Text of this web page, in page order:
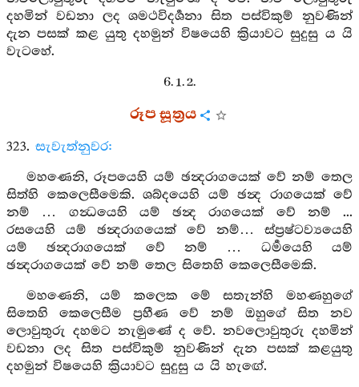
දහමින් වඩනා ලද ශමථවිදර්‍ශනා සිත පස්විකුම් නුවණින්
දැන පසක් කළ යුතු දහමුන් විෂයෙහි ක්‍රියාවට සුදුසු ය යි
වැටහේ.
6. 1. 2.
රූප සූත්‍රය
323. සැවැත්නුවර:
මහණෙනි, රූපයෙහි යම් ඡන්‍දරාගයෙක් වේ නම් තෙල
සිත්හි කෙලෙසීමෙකි. ශබ්දයෙහි යම් ඡන්‍ද රාගයෙක් වේ
නම් … ගන්‍ධයෙහි යම් ඡන්‍ද රාගයෙක් වේ නම් ...
රසයෙහි යම් ඡන්‍දරාගයෙක් වේ නම්… ස්ප්‍රෂ්ටව්‍යයෙහි
යම් ඡන්‍දරාගයෙක් වේ නම් … ධර්‍මයෙහි යම්
ඡන්‍දරාගයෙක් වේ නම් තෙල සිතෙහි කෙලෙසීමෙකි.
මහණෙනි, යම් කලෙක මේ සතැන්හි මහණහුගේ
සිතෙහි කෙලෙසීම ප්‍රහීණ වේ නම් ඔහුගේ සිත නව
ලොවුතුරු දහමට නැමුණේ ද වේ. නවලොවුතුරු දහමින්
වඩනා ලද සිත පස්විකුම් නුවණින් දැන පසක් කළයුතු
දහමුන් විෂයෙහි ක්‍රියාවට සුදුසු ය යි හැඟේ.